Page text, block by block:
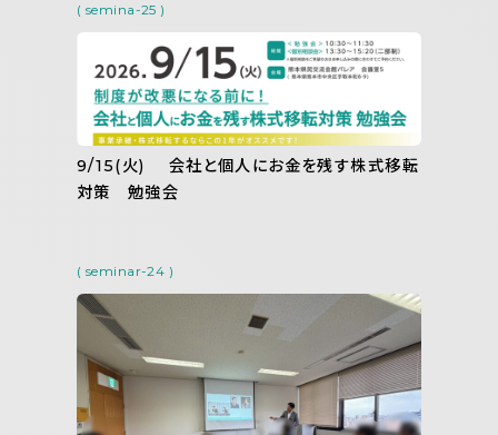
( semina-25 )
9/15(火) 会社と個人にお金を残す株式移転
対策 勉強会
( seminar-24 )